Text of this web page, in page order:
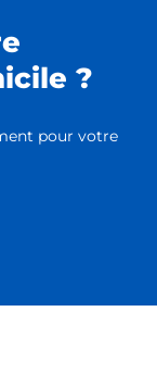
?
pour votre